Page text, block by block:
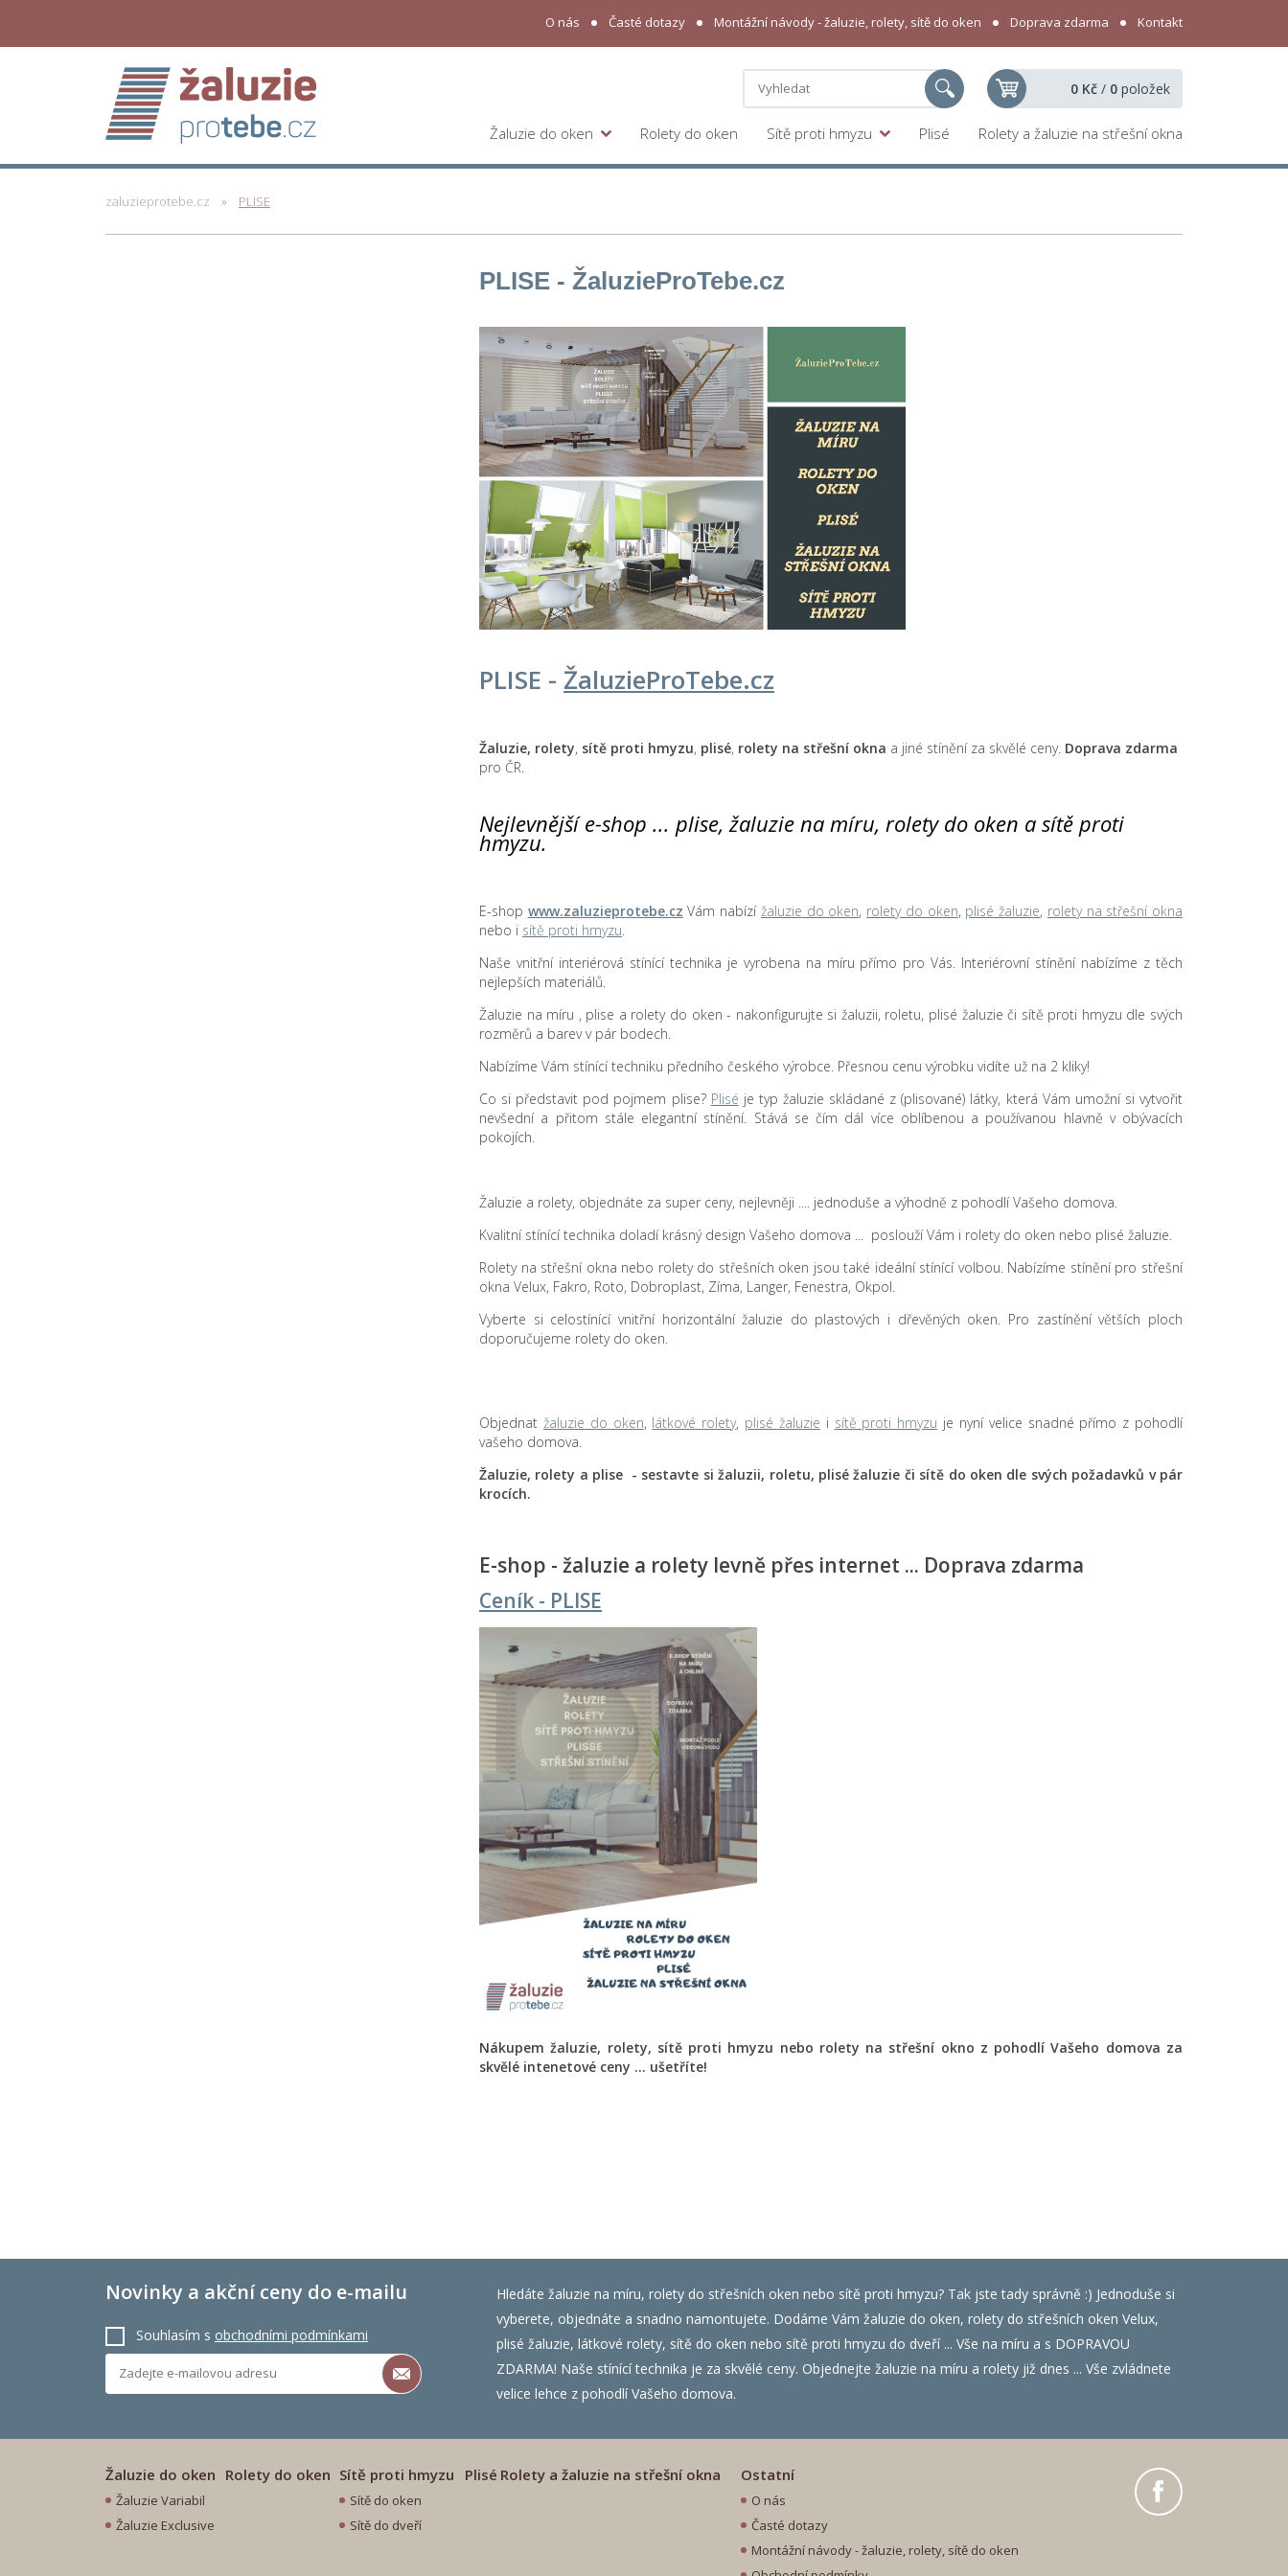
O nás Časté dotazy Montážní návody - žaluzie, rolety, sítě do oken Doprava zdarma Kontakt
0 Kč / 0 položek
Žaluzie do oken Rolety do oken Sítě proti hmyzu Plisé Rolety a žaluzie na střešní okna
zaluzieprotebe.cz PLISE
PLISE - ŽaluzieProTebe.cz
PLISE - ŽaluzieProTebe.cz
Žaluzie, rolety, sítě proti hmyzu, plisé, rolety na střešní okna a jiné stínění za skvělé ceny. Doprava zdarma
pro ČR.
Nejlevnější e-shop ... plise, žaluzie na míru, rolety do oken a sítě proti
hmyzu.
E-shop www.zaluzieprotebe.cz Vám nabízí žaluzie do oken, rolety do oken, plisé žaluzie, rolety na střešní okna
nebo i sítě proti hmyzu.
Naše vnitřní interiérová stínící technika je vyrobena na míru přímo pro Vás. Interiérovní stínění nabízíme z těch
nejlepších materiálů.
Žaluzie na míru , plise a rolety do oken - nakonfigurujte si žaluzii, roletu, plisé žaluzie či sítě proti hmyzu dle svých
rozměrů a barev v pár bodech.
Nabízíme Vám stínící techniku předního českého výrobce. Přesnou cenu výrobku vidíte už na 2 kliky!
Co si představit pod pojmem plise? Plisé je typ žaluzie skládané z (plisované) látky, která Vám umožní si vytvořit
nevšední a přitom stále elegantní stínění. Stává se čím dál více oblíbenou a používanou hlavně v obývacích
pokojích.
Žaluzie a rolety, objednáte za super ceny, nejlevněji .... jednoduše a výhodně z pohodlí Vašeho domova.
Kvalitní stínící technika doladí krásný design Vašeho domova ... poslouží Vám i rolety do oken nebo plisé žaluzie.
Rolety na střešní okna nebo rolety do střešních oken jsou také ideální stínící volbou. Nabízíme stínění pro střešní
okna Velux, Fakro, Roto, Dobroplast, Zíma, Langer, Fenestra, Okpol.
Vyberte si celostínící vnitřní horizontální žaluzie do plastových i dřevěných oken. Pro zastínění větších ploch
doporučujeme rolety do oken.
Objednat žaluzie do oken, látkové rolety, plisé žaluzie i sítě proti hmyzu je nyní velice snadné přímo z pohodlí
vašeho domova.
Žaluzie, rolety a plise - sestavte si žaluzii, roletu, plisé žaluzie či sítě do oken dle svých požadavků v pár
krocích.
E-shop - žaluzie a rolety levně přes internet ... Doprava zdarma
Ceník - PLISE
Nákupem žaluzie, rolety, sítě proti hmyzu nebo rolety na střešní okno z pohodlí Vašeho domova za
skvělé intenetové ceny ... ušetříte!
Novinky a akční ceny do e-mailu
Souhlasím s obchodními podmínkami
Hledáte žaluzie na míru, rolety do střešních oken nebo sítě proti hmyzu? Tak jste tady správně :) Jednoduše si
vyberete, objednáte a snadno namontujete. Dodáme Vám žaluzie do oken, rolety do střešních oken Velux,
plisé žaluzie, látkové rolety, sítě do oken nebo sítě proti hmyzu do dveří ... Vše na míru a s DOPRAVOU
ZDARMA! Naše stínící technika je za skvělé ceny. Objednejte žaluzie na míru a rolety již dnes ... Vše zvládnete
velice lehce z pohodlí Vašeho domova.
Žaluzie do oken
Žaluzie Variabil
Žaluzie Exclusive
Rolety do oken Sítě proti hmyzu
Sítě do oken
Sítě do dveří
Plisé Rolety a žaluzie na střešní okna Ostatní
O nás
Časté dotazy
Montážní návody - žaluzie, rolety, sítě do oken